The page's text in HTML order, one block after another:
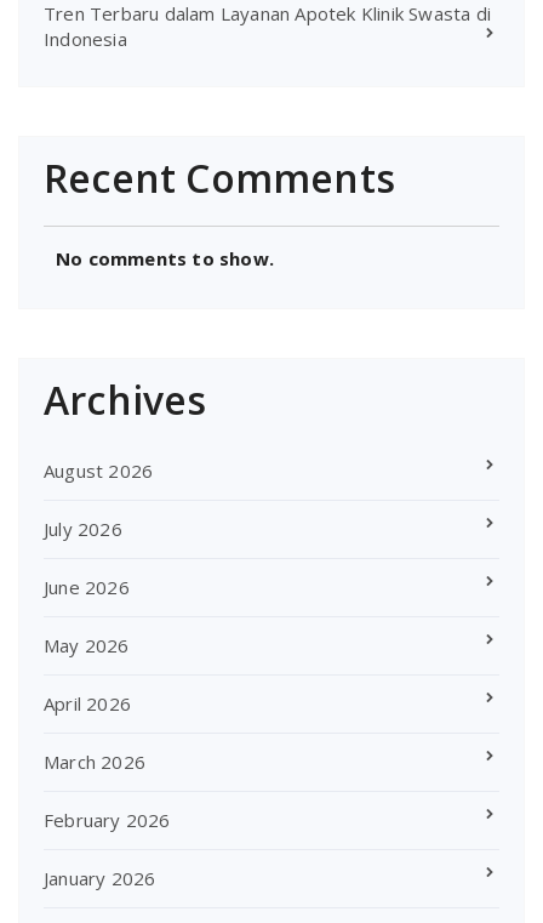
Tren Terbaru dalam Layanan Apotek Klinik Swasta di
Indonesia
Recent Comments
No comments to show.
Archives
August 2026
July 2026
June 2026
May 2026
April 2026
March 2026
February 2026
January 2026